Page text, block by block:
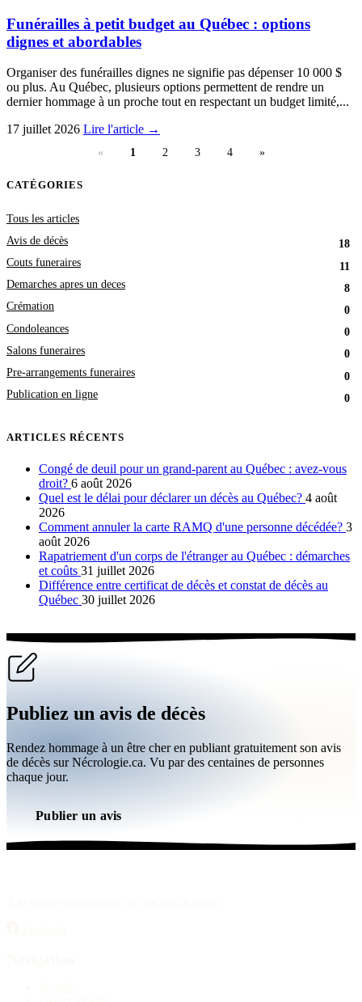
Funérailles à petit budget au Québec : options
dignes et abordables
Organiser des funérailles dignes ne signifie pas dépenser 10 000 $
ou plus. Au Québec, plusieurs options permettent de rendre un
dernier hommage à un proche tout en respectant un budget limité,...
17 juillet 2026 Lire l'article →
« 1 2 3 4 »
CATÉGORIES
Tous les articles
Avis de décès
18
Couts funeraires
11
Demarches apres un deces
8
Crémation
0
Condoleances
0
Salons funeraires
0
Pre-arrangements funeraires
0
Publication en ligne
0
ARTICLES RÉCENTS
Congé de deuil pour un grand-parent au Québec : avez-vous
droit? 6 août 2026
Quel est le délai pour déclarer un décès au Québec? 4 août
2026
Comment annuler la carte RAMQ d'une personne décédée? 3
août 2026
Rapatriement d'un corps de l'étranger au Québec : démarches
et coûts 31 juillet 2026
Différence entre certificat de décès et constat de décès au
Québec 30 juillet 2026
Publiez un avis de décès
Rendez hommage à un être cher en publiant gratuitement son avis
de décès sur Nécrologie.ca. Vu par des centaines de personnes
chaque jour.
Publier un avis